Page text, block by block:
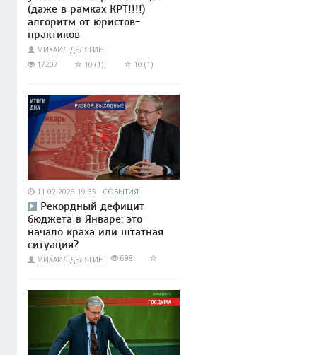
(даже в рамках КРТ!!!!)
алгоритм от юристов-
практиков
МИХАИЛ ДЕЛЯГИН
17207
10 (1) 10 (1)
11.02.2026 19:35 СОБЫТИЯ
Рекордный дефицит
бюджета в Январе: это
начало краха или штатная
ситуация?
МИХАИЛ ДЕЛЯГИН 698